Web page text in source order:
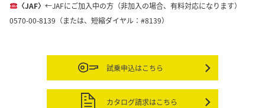
〈JAF〉 ←JAFにご加入中の方（非加入の場合、有料対応になります）
0570-00-8139（または、短縮ダイヤル：#8139）
試乗申込はこちら
カタログ請求はこちら